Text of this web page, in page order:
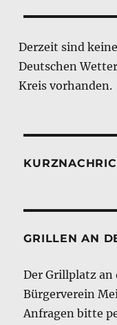
Derzeit sind
Deutschen
Kreis vorhanden.
GRILLEN AN
Der Grillplatz an
Bürgerverein
Anfragen bitte